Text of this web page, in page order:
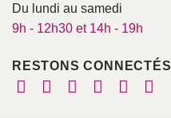
Du lundi au samedi
9h - 12h30 et 14h - 19h
RESTONS CONNECTÉS